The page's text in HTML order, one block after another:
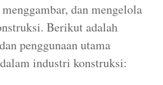
dan mengelola
Berikut adalah
penggunaan utama
industri konstruksi: